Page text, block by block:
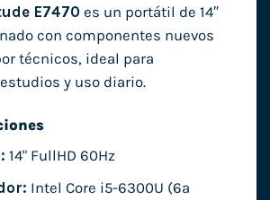
E7470 es un portátil de 14″
con componentes nuevos
técnicos, ideal para
y uso diario.
14" FullHD 60Hz
Intel Core i5-6300U (6ª